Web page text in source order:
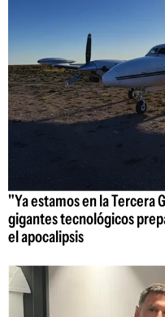
"Ya estamos en la Tercera
gigantes tecnológicos
el apocalipsis